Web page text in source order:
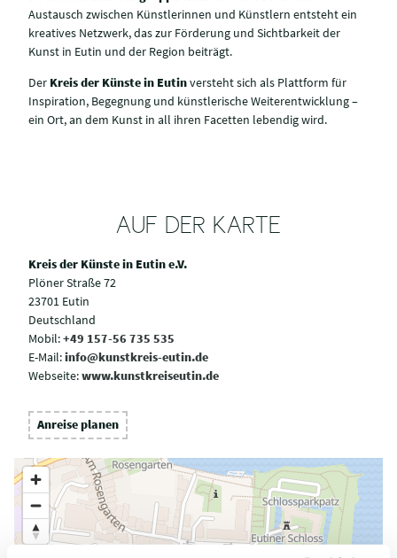
Austausch zwischen Künstlerinnen und Künstlern entsteht ein
kreatives Netzwerk, das zur Förderung und Sichtbarkeit der
Kunst in Eutin und der Region beiträgt.
Der Kreis der Künste in Eutinversteht sich als Plattform für
Inspiration, Begegnung und künstlerische Weiterentwicklung –
ein Ort, an dem Kunst in all ihren Facetten lebendig wird.
AUF DER KARTE
Kreis der Künste in Eutin e.V.
Plöner Straße 72
23701 Eutin
Deutschland
Mobil:+49 157-56 735 535
E-Mail:info@kunstkreis-eutin.de
Webseite:www.kunstkreiseutin.de
Anreise planen